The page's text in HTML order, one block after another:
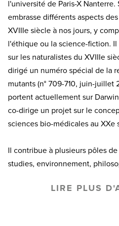
l'université de Paris-X
embrasse différents aspects
XVIIIe siècle à nos jours, y
l'éthique ou la science-fiction.
sur les naturalistes du XVIIIe
dirigé un numéro spécial de la
mutants (n° 709-710, juin-juillet
portent actuellement sur
co-dirige un projet sur le
sciences bio-médicales au XXe
Il contribue à plusieurs pôles
studies, environnement,
LIRE PLUS